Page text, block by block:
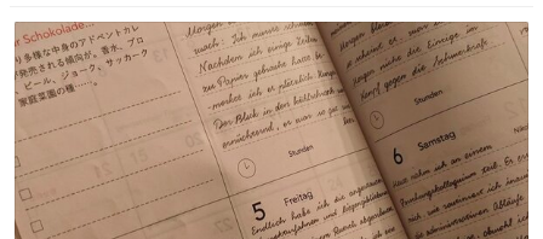
薫る 上坂樹里 甲斐翔真
ト
数
数